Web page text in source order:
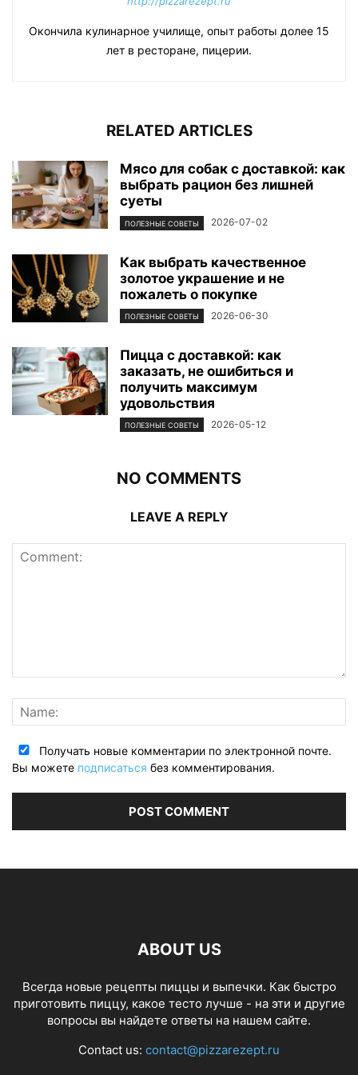
Окончила кулинарное училище, опыт работы долее 15
лет в ресторане, пицерии.
RELATED ARTICLES
Мясо для собак с доставкой: как
выбрать рацион без лишней
суеты
ПОЛЕЗНЫЕ СОВЕТЫ 2026-07-02
Как выбрать качественное
золотое украшение и не
пожалеть о покупке
ПОЛЕЗНЫЕ СОВЕТЫ 2026-06-30
Пицца с доставкой: как
заказать, не ошибиться и
получить максимум
удовольствия
ПОЛЕЗНЫЕ СОВЕТЫ 2026-05-12
NO COMMENTS
LEAVE A REPLY
Получать новые комментарии по электронной почте.
Вы можете подписаться без комментирования.
ABOUT US
Всегда новые рецепты пиццы и выпечки. Как быстро
приготовить пиццу, какое тесто лучше - на эти и другие
вопросы вы найдете ответы на нашем сайте.
Contact us: contact@pizzarezept.ru